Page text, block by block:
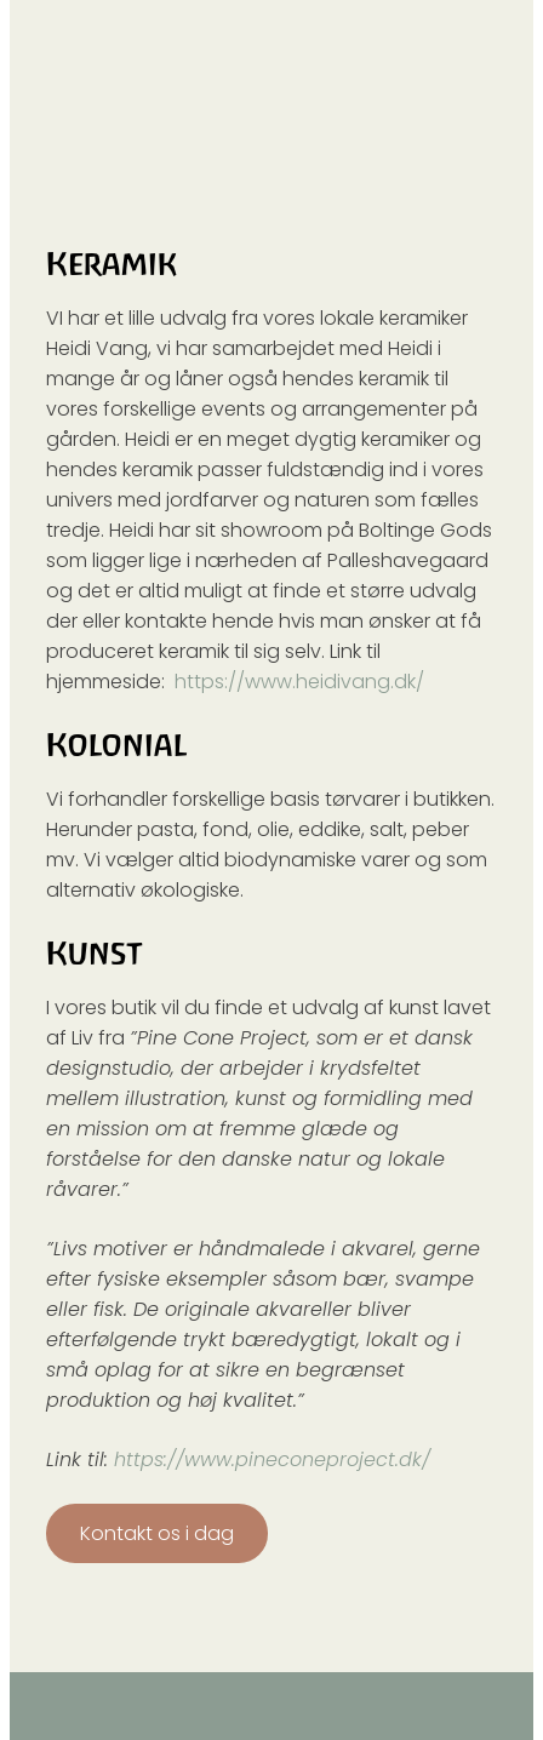
Keramik
VI har et lille udvalg fra vores lokale keramiker
Heidi Vang, vi har samarbejdet med Heidi i
mange år og låner også hendes keramik til
vores forskellige events og arrangementer på
gården. Heidi er en meget dygtig keramiker og
hendes keramik passer fuldstændig ind i vores
univers med jordfarver og naturen som fælles
tredje. Heidi har sit showroom på Boltinge Gods
som ligger lige i nærheden af Palleshavegaard
og det er altid muligt at finde et større udvalg
der eller kontakte hende hvis man ønsker at få
produceret keramik til sig selv. Link til
hjemmeside: https://www.heidivang.dk/
Kolonial
Vi forhandler forskellige basis tørvarer i butikken.
Herunder pasta, fond, olie, eddike, salt, peber
mv. Vi vælger altid biodynamiske varer og som
alternativ økologiske.
Kunst
I vores butik vil du finde et udvalg af kunst lavet
af Liv fra ”Pine Cone Project, som er et dansk
designstudio, der arbejder i krydsfeltet
mellem illustration, kunst og formidling med
en mission om at fremme glæde og
forståelse for den danske natur og lokale
råvarer.”
”Livs motiver er håndmalede i akvarel, gerne
efter fysiske eksempler såsom bær, svampe
eller fisk. De originale akvareller bliver
efterfølgende trykt bæredygtigt, lokalt og i
små oplag for at sikre en begrænset
produktion og høj kvalitet.”
Link til: https://www.pineconeproject.dk/
Kontakt os i dag